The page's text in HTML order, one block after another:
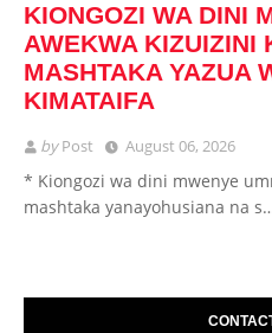
KIONGOZI WA DINI
AWEKWA KIZUIZINI
MASHTAKA YAZUA
KIMATAIFA
byPost August 06, 2026
* Kiongozi wa dini mwenye
mashtaka yanayohusiana na